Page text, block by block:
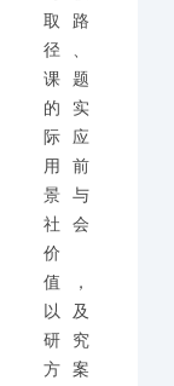
取路
径、
课题
的实
际应
用前
景与
社会
价
值，
以及
研究
方案